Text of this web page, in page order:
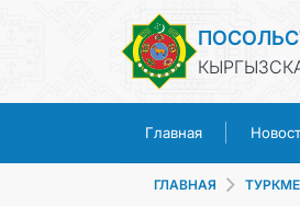
Главная
ГЛАВНАЯ